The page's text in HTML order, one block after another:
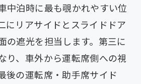
中泊時に最も覗かれやすい位
にリアサイドとスライドドア
の遮光を担当します。第三に
り、車外から運転席側への視
後の運転席・助手席サイド